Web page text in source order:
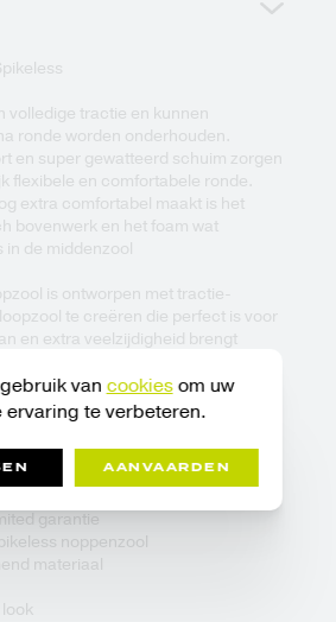
volledige tractie en kunnen
ronde worden onderhouden.
en super gewatteerd schuim zorgen
flexibele en comfortabele ronde.
extra comfortabel maakt is het
bovenwerk en het foam wat
in de middenzool
is ontworpen met tractie-
te creëren die perfect is voor
en extra veelzijdigheid brengt
en biedt uitzonderlijke grip tijdens
garantie
noppenzool
materiaal
van cookiesom uw
ervaring te verbeteren.
AANVAARDEN